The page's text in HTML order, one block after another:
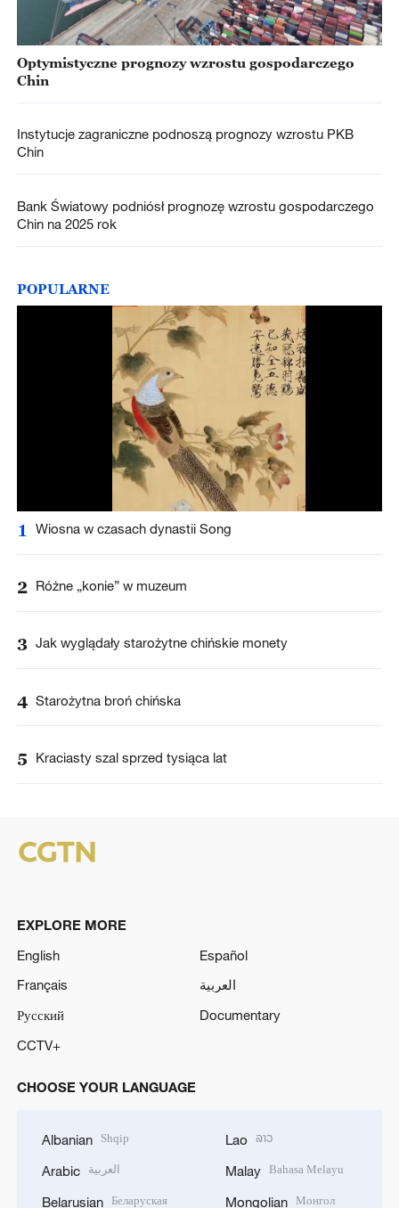
Optymistyczne prognozy wzrostu gospodarczego
Chin
Instytucje zagraniczne podnoszą prognozy wzrostu PKB
Chin
Bank Światowy podniósł prognozę wzrostu gospodarczego
Chin na 2025 rok
POPULARNE
1 Wiosna w czasach dynastii Song
2 Różne „konie” w muzeum
3 Jak wyglądały starożytne chińskie monety
4 Starożytna broń chińska
5 Kraciasty szal sprzed tysiąca lat
EXPLORE MORE
English
Español
Français
العربية
Русский
Documentary
CCTV+
CHOOSE YOUR LANGUAGE
Albanian Shqip
Arabic العربية
Belarusian Беларуская
Lao ລາວ
Malay Bahasa Melayu
Mongolian Монгол